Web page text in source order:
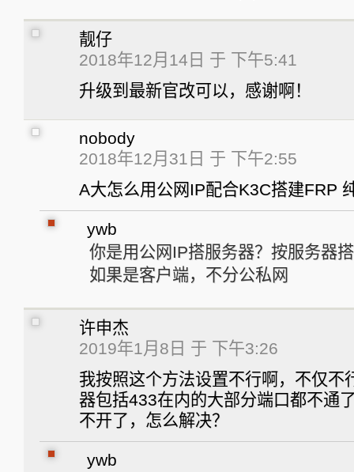
靓仔
2018年12月14日 于 下午5:41
升级到最新官改可以，感谢啊！
nobody
2018年12月31日 于 下午2:55
A大怎么用公网IP配合K3C搭建FRP
ywb
你是用公网IP搭服务器？按服务器
如果是客户端，不分公私网
许申杰
2019年1月8日 于 下午3:26
我按照这个方法设置不行啊，不仅不
器包括433在内的大部分端口都不通
不开了，怎么解决？
ywb